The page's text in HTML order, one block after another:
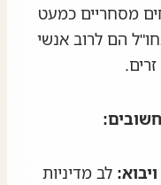
מסחריים כמעט
הם לרוב אנשי
לב מדיניות